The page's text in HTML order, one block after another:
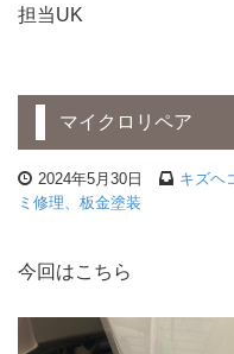
担当UK
マイクロリペア
2024年5月30日 キズヘ
ミ修理、板金塗装
今回はこちら